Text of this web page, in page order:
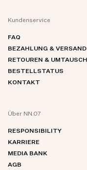
Kundenservice
FAQ
BEZAHLUNG & VERSAND
RETOUREN & UMTAUSCH
BESTELLSTATUS
KONTAKT
Über NN.07
RESPONSIBILITY
KARRIERE
MEDIA BANK
AGB